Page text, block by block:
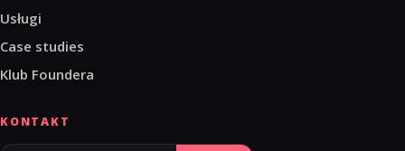
Usługi
Case studies
Klub Foundera
KONTAKT